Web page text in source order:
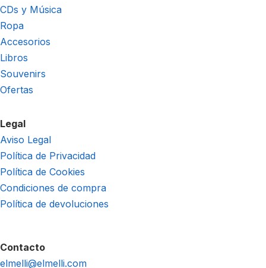
CDs y Música
Ropa
Accesorios
Libros
Souvenirs
Ofertas
Legal
Aviso Legal
Política de Privacidad
Política de Cookies
Condiciones de compra
Política de devoluciones
Contacto
elmelli@elmelli.com